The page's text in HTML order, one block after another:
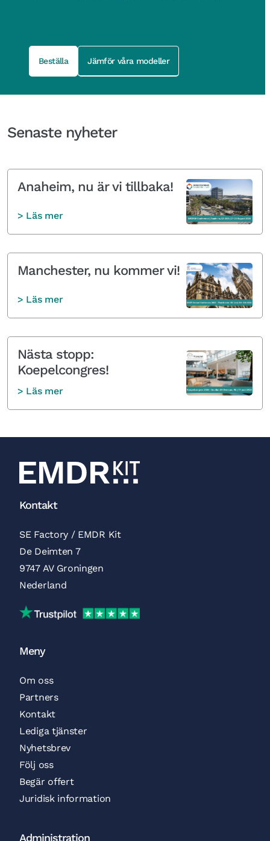
Beställa Jämför våra modeller
Senaste nyheter
Anaheim, nu är vi tillbaka!
> Läs mer
Manchester, nu kommer vi!
> Läs mer
Nästa stopp:
Koepelcongres!
> Läs mer
Kontakt
SE Factory / EMDR Kit
De Deimten 7
9747 AV Groningen
Nederland
Trustpilot
Meny
Om oss
Partners
Kontakt
Lediga tjänster
Nyhetsbrev
Följ oss
Begär offert
Juridisk information
Administration